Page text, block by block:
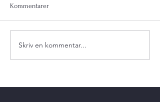
Kommentarer
Skriv en kommentar...